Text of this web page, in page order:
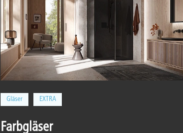
Gläser EXTRA
Farbgläser